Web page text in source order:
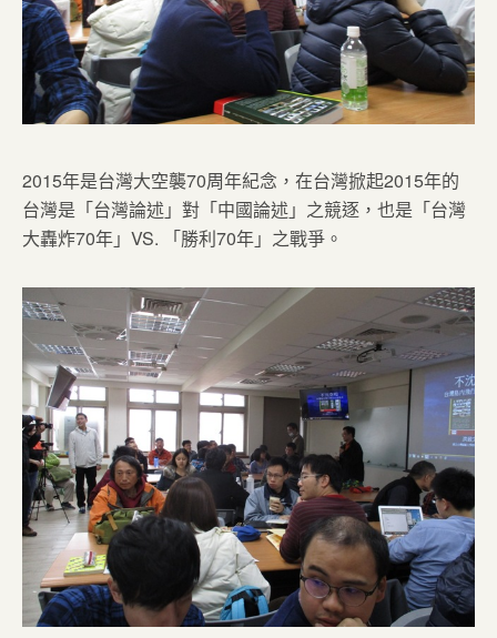
2015年是台灣大空襲70周年紀念，在台灣掀起2015年的
台灣是「台灣論述」對「中國論述」之競逐，也是「台灣
大轟炸70年」VS. 「勝利70年」之戰爭。